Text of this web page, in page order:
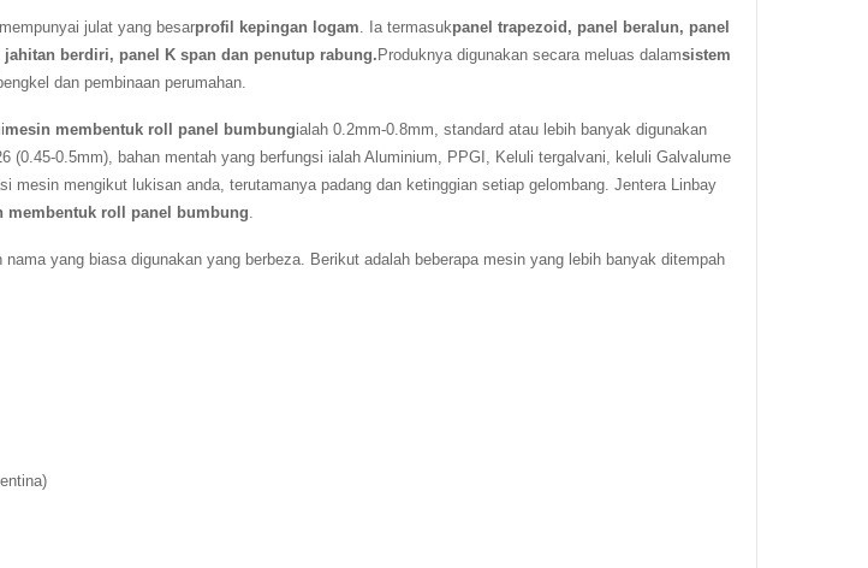
mempunyai julat yang besarprofil kepingan logam . Ia termasukpanel trapezoid, panel beralun, panel
berdiri, panel K span dan penutup rabung.Produknya digunakan secara meluas dalamsistem
dan pembinaan perumahan.
mesin membentuk roll panel bumbungialah 0.2mm-0.8mm, standard atau lebih banyak digunakan
(0.45-0.5mm), bahan mentah yang berfungsi ialah Aluminium, PPGI, Keluli tergalvani, keluli Galvalume
mesin mengikut lukisan anda, terutamanya padang dan ketinggian setiap gelombang. Jentera Linbay
membentuk roll panel bumbung
yang biasa digunakan yang berbeza. Berikut adalah beberapa mesin yang lebih banyak ditempah